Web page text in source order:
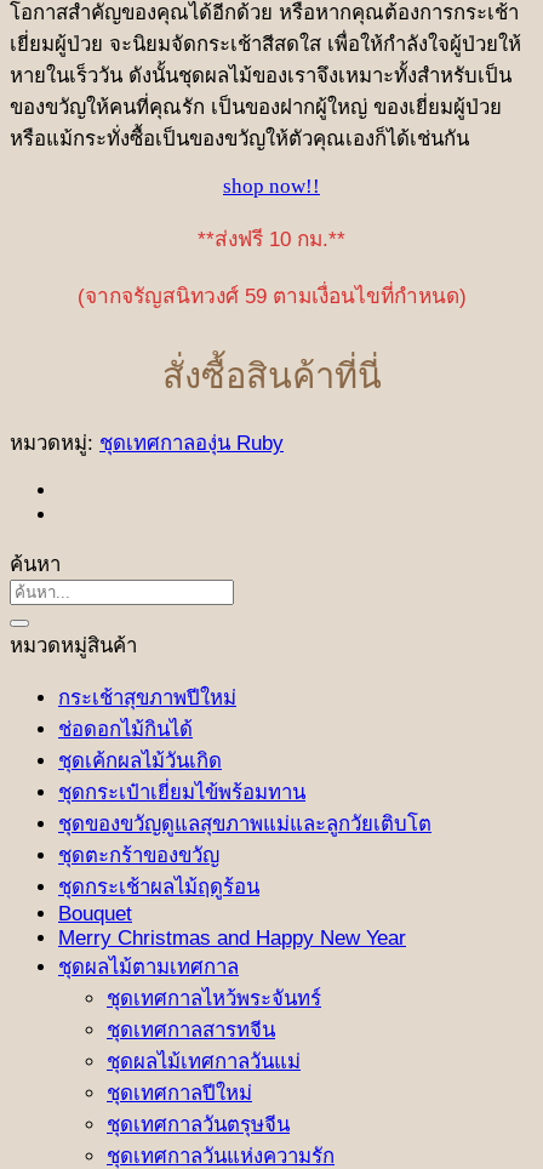
โอกาสสำคัญของคุณได้อีกด้วย หรือหากคุณต้องการกระเช้า
เยี่ยมผู้ป่วย จะนิยมจัดกระเช้าสีสดใส เพื่อให้กำลังใจผู้ป่วยให้
หายในเร็ววัน ดังนั้นชุดผลไม้ของเราจึงเหมาะทั้งสำหรับเป็น
ของขวัญให้คนที่คุณรัก เป็นของฝากผู้ใหญ่ ของเยี่ยมผู้ป่วย
หรือแม้กระทั่งซื้อเป็นของขวัญให้ตัวคุณเองก็ได้เช่นกัน
shop now!!
**ส่งฟรี 10 กม.**
(จากจรัญสนิทวงศ์ 59 ตามเงื่อนไขที่กำหนด)
สั่งซื้อสินค้าที่นี่
หมวดหมู่: ชุดเทศกาลองุ่น Ruby
ค้นหา
ค้นหา:
หมวดหมู่สินค้า
กระเช้าสุขภาพปีใหม่
ช่อดอกไม้กินได้
ชุดเค้กผลไม้วันเกิด
ชุดกระเป๋าเยี่ยมไข้พร้อมทาน
ชุดของขวัญดูแลสุขภาพแม่และลูกวัยเติบโต
ชุดตะกร้าของขวัญ
ชุดกระเช้าผลไม้ฤดูร้อน
Bouquet
Merry Christmas and Happy New Year
ชุดผลไม้ตามเทศกาล
ชุดเทศกาลไหว้พระจันทร์
ชุดเทศกาลสารทจีน
ชุดผลไม้เทศกาลวันแม่
ชุดเทศกาลปีใหม่
ชุดเทศกาลวันตรุษจีน
ชุดเทศกาลวันแห่งความรัก